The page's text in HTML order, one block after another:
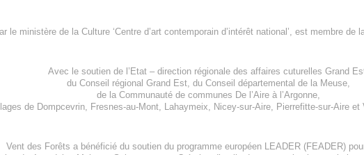
le ministère de la Culture ‘Centre d’art contemporain d’intérêt national’, est membre de
Avec le soutien de l’ Etat – direction régionale des affaires cuturelles Grand
du Conseil régional Grand Est, du Conseil départemental de la Meuse,
de la Communauté de communes De l’Aire à l’Argonne,
de Dompcevrin, Fresnes-au-Mont, Lahaymeix, Nicey-sur-Aire, Pierrefitte-sur-Aireet
Vent des Forêts a bénéficié du soutien du programme européen LEADER (FEADER)